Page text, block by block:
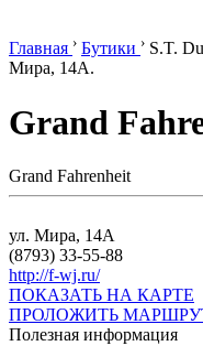
Главная › Бутики › S.T.
Мира, 14A.
Grand
Grand Fahrenheit
ул. Мира, 14A
(8793) 33-55-88
http://f-wj.ru/
ПОКАЗАТЬ НА КАРТЕ
ПРОЛОЖИТЬ
Полезная информация